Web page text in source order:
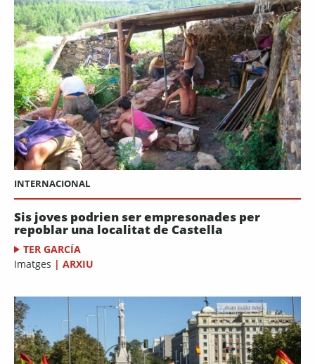
INTERNACIONAL
Sis joves podrien ser empresonades per
repoblar una localitat de Castella
TER GARCÍA
Imatges | ARXIU